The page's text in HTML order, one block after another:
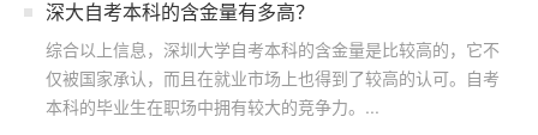
​深大自考本科的含金量有多高？
综合以上信息，深圳大学自考本科的含金量是比较高的，它不
仅被国家承认，而且在就业市场上也得到了较高的认可。自考
本科的毕业生在职场中拥有较大的竞争力。...